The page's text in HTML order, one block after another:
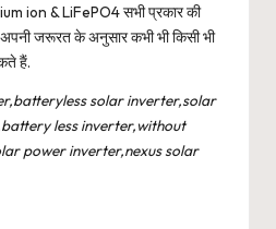
ion & LiFePO4 सभी प्रकार की
जरूरत के अनुसार कभी भी किसी भी
हैं.
solar inverter,solar
less inverter,without
power inverter,nexus solar